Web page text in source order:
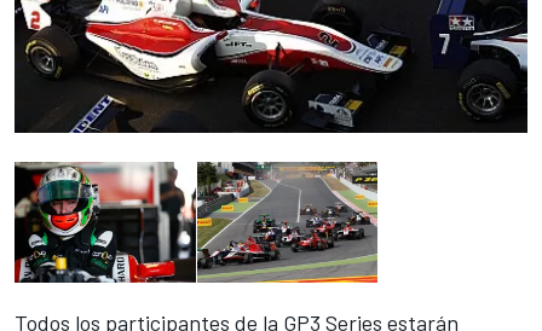
Todos los participantes de la GP3 Series estarán